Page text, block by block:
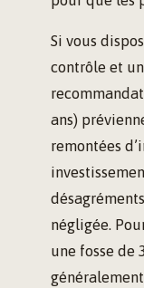
Si vous
contrôle et
ans)
remontées
négligée.
une fosse de